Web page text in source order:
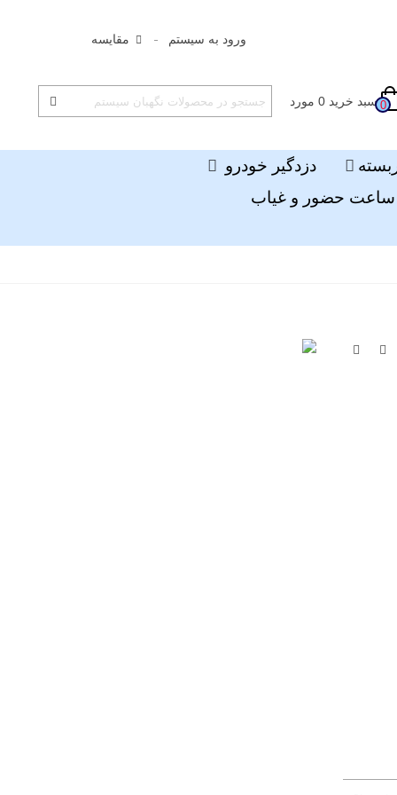
ورود به سیستم مقایسه
0 سبد خرید 0 مورد
دزدگیر خودرو
ساعت حضور و غیاب